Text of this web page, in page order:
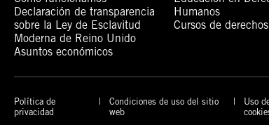
Declaración de transparencia
sobre la Ley de Esclavitud
Moderna de Reino Unido
Asuntos económicos
Humanos
Cursos de
Política de
privacidad
Condiciones de uso del sitio
web
Uso